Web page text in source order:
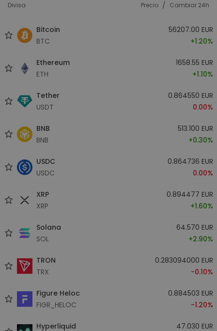
Divisa Precio / Cambiar 24h
Bitcoin
BTC
56207.00 EUR
+1.20%
Ethereum
ETH
1658.55 EUR
+1.10%
Tether
USDT
0.864550 EUR
0.00%
BNB
BNB
513.100 EUR
+0.30%
USDC
USDC
0.864736 EUR
0.00%
XRP
XRP
0.894477 EUR
+1.60%
Solana
SOL
64.570 EUR
+2.90%
TRON
TRX
0.283094000 EUR
-0.10%
Figure Heloc
FIGR_HELOC
0.884503 EUR
-1.20%
Hyperliquid
47.030 EUR